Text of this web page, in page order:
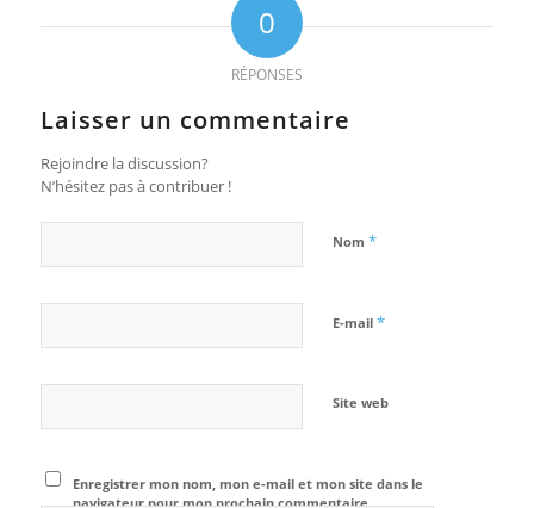
0
RÉPONSES
Laisser un commentaire
Rejoindre la discussion?
N’hésitez pas à contribuer !
Nom *
E-mail *
Site web
Enregistrer mon nom, mon e-mail et mon site dans le
navigateur pour mon prochain commentaire.